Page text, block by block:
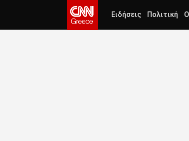
Ειδήσεις Πολιτική